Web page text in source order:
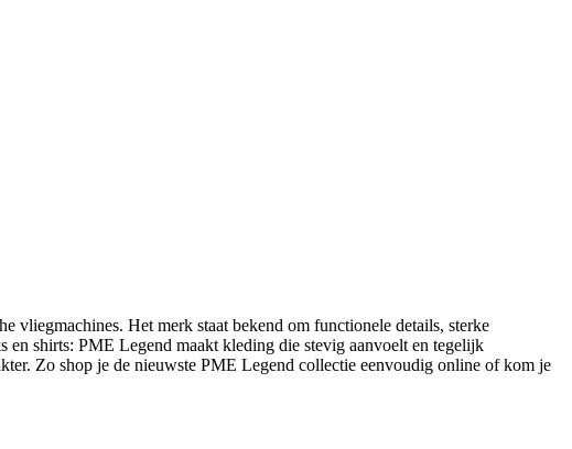
vliegmachines. Het merk staat bekend om functionele details, sterke
en shirts: PME Legend maakt kleding die stevig aanvoelt en tegelijk
Zo shop je de nieuwste PME Legend collectie eenvoudig online of kom je